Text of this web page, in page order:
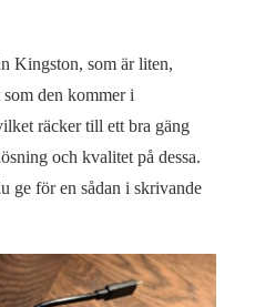
Kingston, som är liten,
den kommer i
räcker till ett bra gäng
och kvalitet på dessa.
ge för en sådan i skrivande